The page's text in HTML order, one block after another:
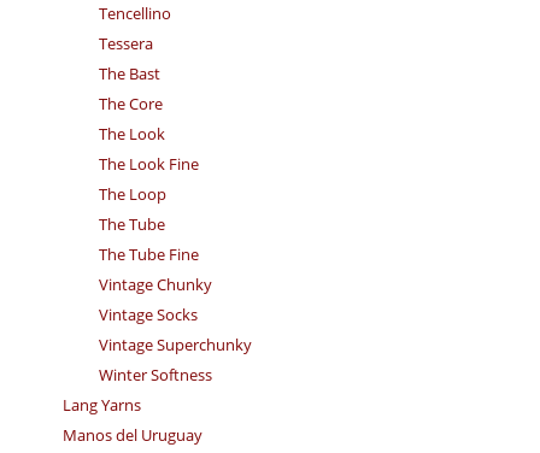
Tencellino
Tessera
The Bast
The Core
The Look
The Look Fine
The Loop
The Tube
The Tube Fine
Vintage Chunky
Vintage Socks
Vintage Superchunky
Winter Softness
Lang Yarns
Manos del Uruguay